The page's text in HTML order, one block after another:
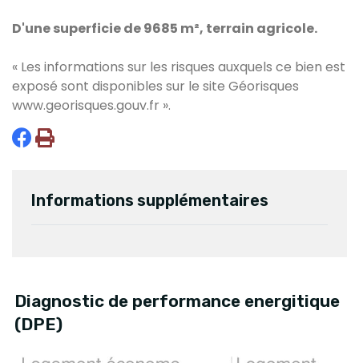
D'une superficie de 9685 m², terrain agricole.
« Les informations sur les risques auxquels ce bien est
exposé sont disponibles sur le site Géorisques
www.georisques.gouv.fr ».
Informations supplémentaires
Diagnostic de performance energitique
(DPE)